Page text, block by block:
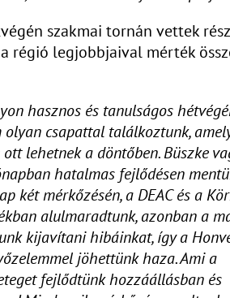
szakmai tornán vettek
régió legjobbjaival mérték
hasznos és tanulságos
csapattal találkoztunk,
lehetnek a döntőben. Büszke
hatalmas fejlődésen
két mérkőzésén, a DEAC és a
alulmaradtunk, azonban a
kijavítani hibáinkat, így a
jöhettünk haza. Ami a
fejlődtünk hozzáállásban és